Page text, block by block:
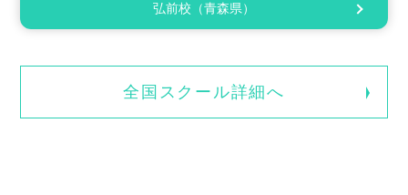
弘前校（青森県）
全国スクール詳細へ